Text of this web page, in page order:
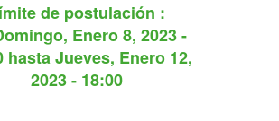
de postulación :
Enero 8, 2023 -
hastaJueves, Enero 12,
2023 - 18:00